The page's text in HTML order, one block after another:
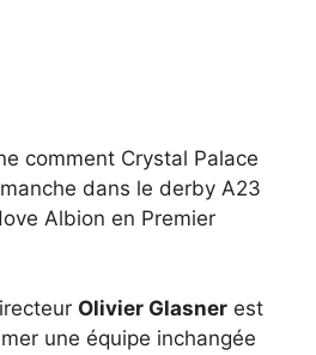
comment Crystal Palace
dans le derby A23
Albion en Premier
Olivier Glasner est
une équipe inchangée